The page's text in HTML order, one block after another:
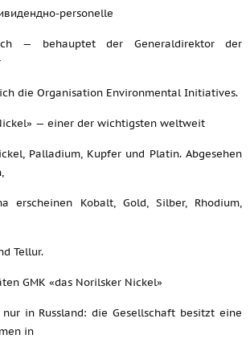
personelle
— behauptet der Generaldirektor der
die Organisation Environmental Initiatives.
— einer der wichtigsten weltweit
Palladium, Kupfer und Platin. Abgesehen
erscheinen Kobalt, Gold, Silber, Rhodium,
Tellur.
GMK «das Norilsker Nickel»
in Russland: die Gesellschaft besitzt eine
in